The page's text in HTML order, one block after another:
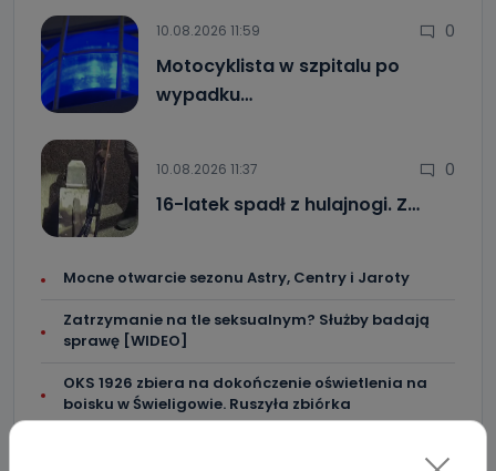
10.08.2026 11:59 0
Motocyklista w szpitalu po
wypadku…
10.08.2026 11:37 0
16-latek spadł z hulajnogi. Z…
Mocne otwarcie sezonu Astry, Centry i Jaroty
Zatrzymanie na tle seksualnym? Służby badają
sprawę [WIDEO]
OKS 1926 zbiera na dokończenie oświetlenia na
boisku w Świeligowie. Ruszyła zbiórka